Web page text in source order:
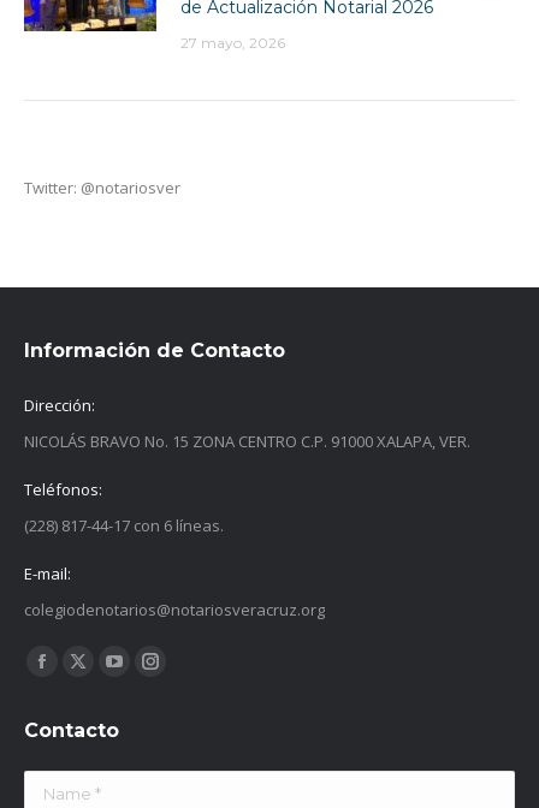
de Actualización Notarial 2026
27 mayo, 2026
Twitter: @notariosver
Información de Contacto
Dirección:
NICOLÁS BRAVO No. 15 ZONA CENTRO C.P. 91000 XALAPA, VER.
Teléfonos:
(228) 817-44-17 con 6 líneas.
E-mail:
colegiodenotarios@notariosveracruz.org
Find us on:
Facebook
opens
in
new
X
opens
in
new
YouTube
opens
in
Instagram
in
Contacto
Name *